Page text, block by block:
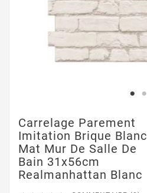
Carrelage Parement
Imitation Brique Blanc
Mat Mur De Salle De
Bain 31x56cm
Realmanhattan Blanc